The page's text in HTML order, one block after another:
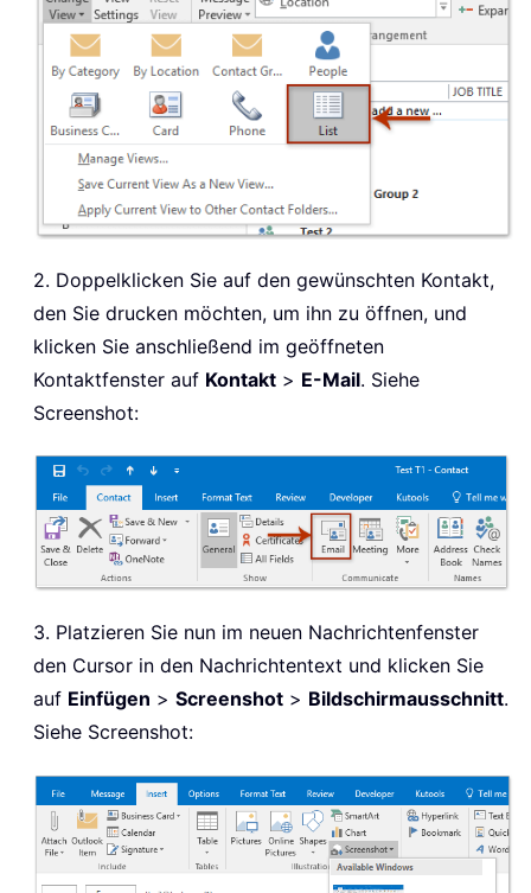
2. Doppelklicken Sie auf den gewünschten Kontakt,
den Sie drucken möchten, um ihn zu öffnen, und
klicken Sie anschließend im geöffneten
Kontaktfenster auf Kontakt > E-Mail. Siehe
Screenshot:
3. Platzieren Sie nun im neuen Nachrichtenfenster
den Cursor in den Nachrichtentext und klicken Sie
auf Einfügen > Screenshot > Bildschirmausschnitt.
Siehe Screenshot: